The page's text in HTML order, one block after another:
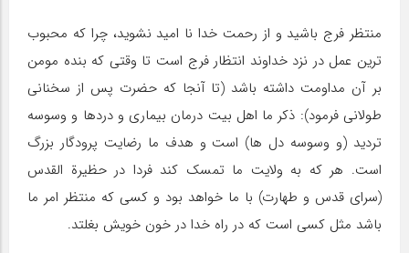
منتظر فرج باشید و از رحمت خدا نا امید نشوید، چرا که محبوب
ترین عمل در نزد خداوند انتظار فرج است تا وقتی که بنده مومن
بر آن مداومت داشته باشد (تا آنجا که حضرت پس از سخنانی
طولانی فرمود): ذکر ما اهل بیت درمان بیماری و دردها و وسوسه
تردید (و وسوسه دل ها) است و هدف ما رضایت پرودگار بزرگ
است. هر که به ولایت ما تمسک کند فردا در حظیرة القدس
(سرای قدس و طهارت) با ما خواهد بود و کسی که منتظر امر ما
باشد مثل کسی است که در راه خدا در خون خویش بغلتد.